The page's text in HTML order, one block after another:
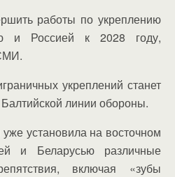
работы по укреплению
и Россией к 2028 году,
укреплений станет
линии обороны.
установила на восточном
и Беларусью различные
включая «зубы